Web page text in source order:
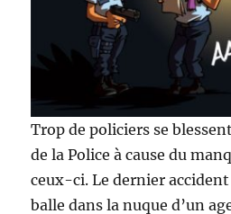
Trop de policiers se
de la Police à cause du
ceux-ci. Le dernier
balle dans la nuque d’un